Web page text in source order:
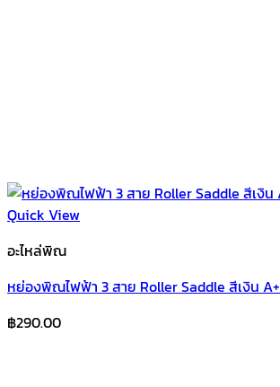
Quick View
อะไหล่พิณ
หย่องพิณไฟฟ้า 3 สาย Roller Saddle สีเงิน A+
฿290.00